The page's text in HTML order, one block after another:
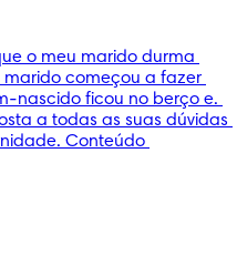
o meu marido durma
marido começou a fazer
nascido ficou no berço e.
a todas as suas dúvidas
Conteúdo